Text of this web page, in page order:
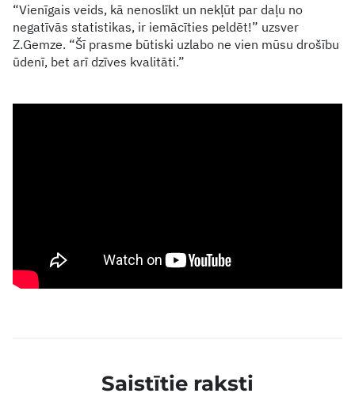
“Vienīgais veids, kā nenoslīkt un nekļūt par daļu no
negatīvās statistikas, ir iemācīties peldēt!” uzsver
Z.Gemze. “Šī prasme būtiski uzlabo ne vien mūsu drošību
ūdenī, bet arī dzīves kvalitāti.”
Saistītie raksti